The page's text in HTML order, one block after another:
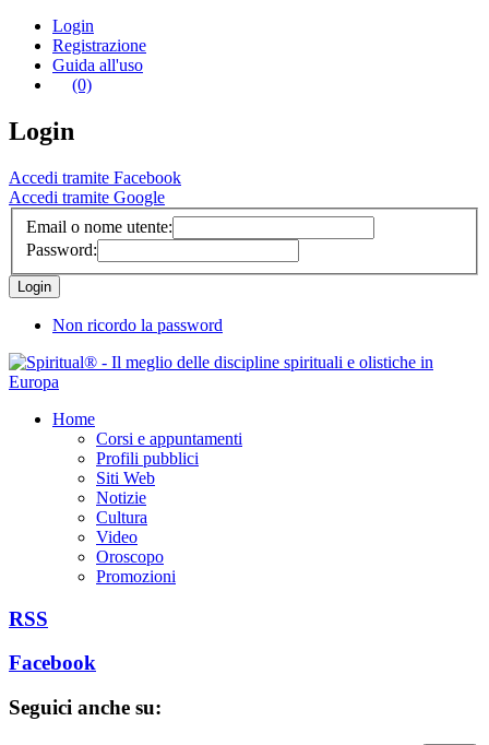
Login
Registrazione
Guida all'uso
(0)
Login
Accedi tramite Facebook
Accedi tramite Google
Email o nome utente:
Password:
Non ricordo la password
Home
Corsi e appuntamenti
Profili pubblici
Siti Web
Notizie
Cultura
Video
Oroscopo
Promozioni
RSS
Facebook
Seguici anche su: